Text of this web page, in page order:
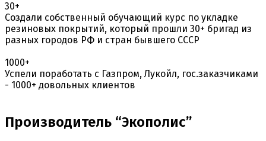
30+
Создали собственный обучающий курс по укладке
резиновых покрытий, который прошли 30+ бригад из
разных городов РФ и стран бывшего СССР
1000+
Успели поработать с Газпром, Лукойл, гос.заказчиками
- 1000+ довольных клиентов
Производитель “Экополис”